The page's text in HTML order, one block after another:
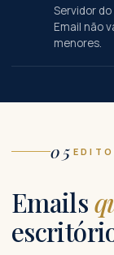
Servidor
Email não
menores.
05
Emails